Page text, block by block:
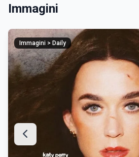
Immagini
Immagini > Daily